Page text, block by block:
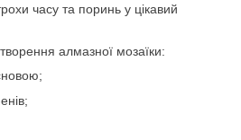
часу та поринь у цікавий
алмазної мозаїки: